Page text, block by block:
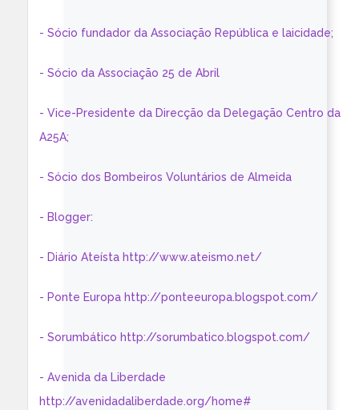
- Sócio fundador da Associação República e laicidade;
- Sócio da Associação 25 de Abril
- Vice-Presidente da Direcção da Delegação Centro da
A25A;
- Sócio dos Bombeiros Voluntários de Almeida
- Blogger:
- Diário Ateísta http://www.ateismo.net/
- Ponte Europa http://ponteeuropa.blogspot.com/
- Sorumbático http://sorumbatico.blogspot.com/
- Avenida da Liberdade
http://avenidadaliberdade.org/home#